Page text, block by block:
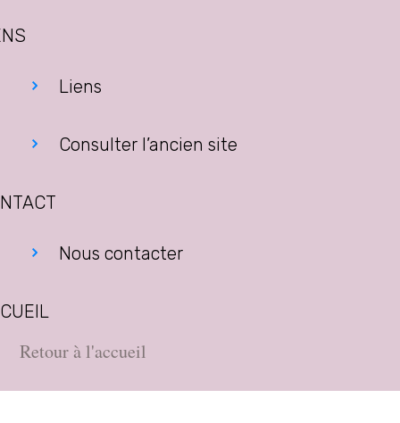
Liens
Consulter l’ancien site
Nous contacter
Retour à l'accueil